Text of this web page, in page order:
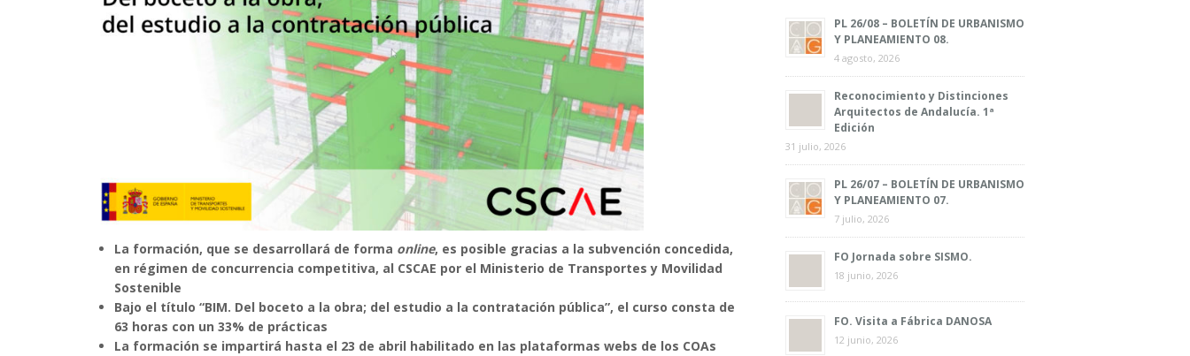
La formación, que se desarrollará de forma online, es posible gracias a la subvención concedida,
en régimen de concurrencia competitiva, al CSCAE por el Ministerio de Transportes y Movilidad
Sostenible
Bajo el título “BIM. Del boceto a la obra; del estudio a la contratación pública”, el curso consta de
63 horas con un 33% de prácticas
La formación se impartirá hasta el 23 de abril habilitado en las plataformas webs de los COAs
PL 26/08 – BOLETÍN DE URBANISMO
Y PLANEAMIENTO 08.
4 agosto, 2026
Reconocimiento y Distinciones
Arquitectos de Andalucía. 1ª
Edición
31 julio, 2026
PL 26/07 – BOLETÍN DE URBANISMO
Y PLANEAMIENTO 07.
7 julio, 2026
FO Jornada sobre SISMO.
18 junio, 2026
FO. Visita a Fábrica DANOSA
12 junio, 2026